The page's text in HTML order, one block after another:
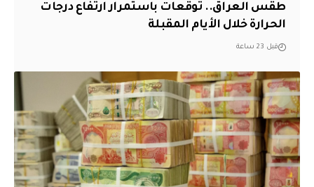
طقس العراق.. توقعات باستمرار ارتفاع درجات
الحرارة خلال الأيام المقبلة
قبل 23 ساعة